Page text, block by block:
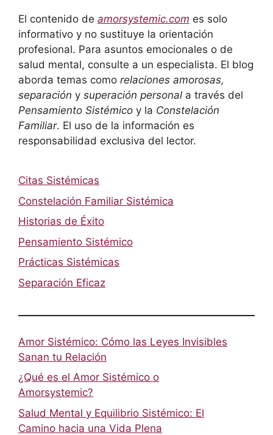
El contenido de amorsystemic.com es solo
informativo y no sustituye la orientación
profesional. Para asuntos emocionales o de
salud mental, consulte a un especialista. El blog
aborda temas como relaciones amorosas,
separación y superación personal a través del
Pensamiento Sistémico y la Constelación
Familiar. El uso de la información es
responsabilidad exclusiva del lector.
Citas Sistémicas
Constelación Familiar Sistémica
Historias de Éxito
Pensamiento Sistémico
Prácticas Sistémicas
Separación Eficaz
Amor Sistémico: Cómo las Leyes Invisibles
Sanan tu Relación
¿Qué es el Amor Sistémico o
Amorsystemic?
Salud Mental y Equilibrio Sistémico: El
Camino hacia una Vida Plena